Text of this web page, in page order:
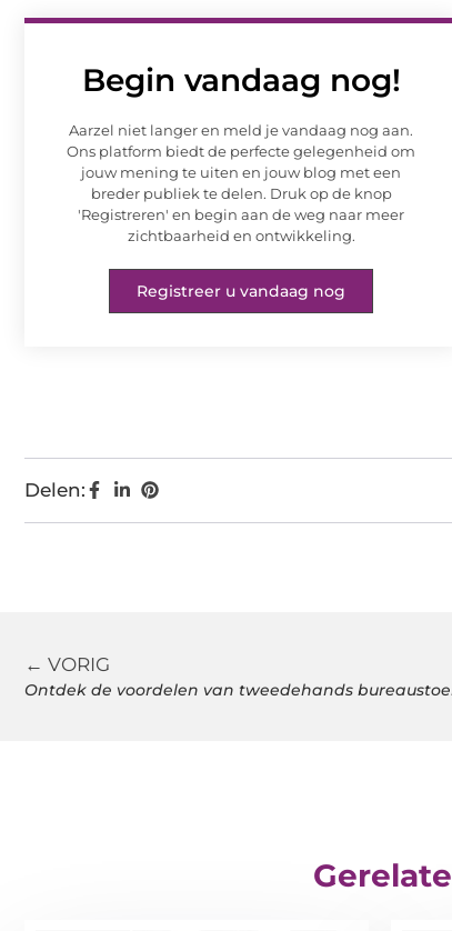
Begin vandaag nog!
Aarzel niet langer en meld je vandaag nog aan.
Ons platform biedt de perfecte gelegenheid om
jouw mening te uiten en jouw blog met een
breder publiek te delen. Druk op de knop
'Registreren' en begin aan de weg naar meer
zichtbaarheid en ontwikkeling.
Registreer u vandaag nog
Delen:
← VORIG
Ontdek de voordelen van tweedehands